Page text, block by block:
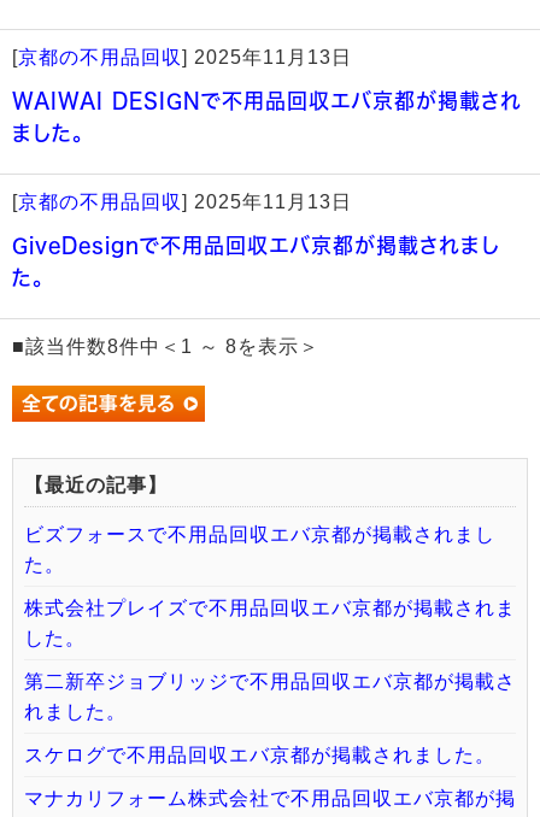
[京都の不用品回収] 2025年11月13日
WAIWAI DESIGNで不用品回収エバ京都が掲載され
ました。
[京都の不用品回収] 2025年11月13日
GiveDesignで不用品回収エバ京都が掲載されまし
た。
■該当件数8件中＜1 ～ 8を表示＞
【最近の記事】
ビズフォースで不用品回収エバ京都が掲載されまし
た。
株式会社プレイズで不用品回収エバ京都が掲載されま
した。
第二新卒ジョブリッジで不用品回収エバ京都が掲載さ
れました。
スケログで不用品回収エバ京都が掲載されました。
マナカリフォーム株式会社で不用品回収エバ京都が掲